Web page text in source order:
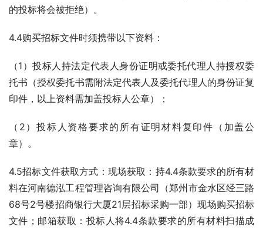
的投标将会被拒绝）。
4.4购买招标文件时须携带以下资料：
（1）投标人持法定代表人身份证明或委托代理人持授权委
托书（授权委托书需附法定代表人及委托代理人的身份证复
印件，以上资料需加盖投标人公章）；
（2）投标人资格要求的所有证明材料复印件（加盖公
章）。
4.5招标文件获取方式：现场获取：持4.4条款要求的所有材
料在河南德泓工程管理咨询有限公司（郑州市金水区经三路
68号2号楼招商银行大厦21层招标采购一部）现场购买招标
文件；邮箱获取：投标人将4.4条款要求的所有材料扫描成